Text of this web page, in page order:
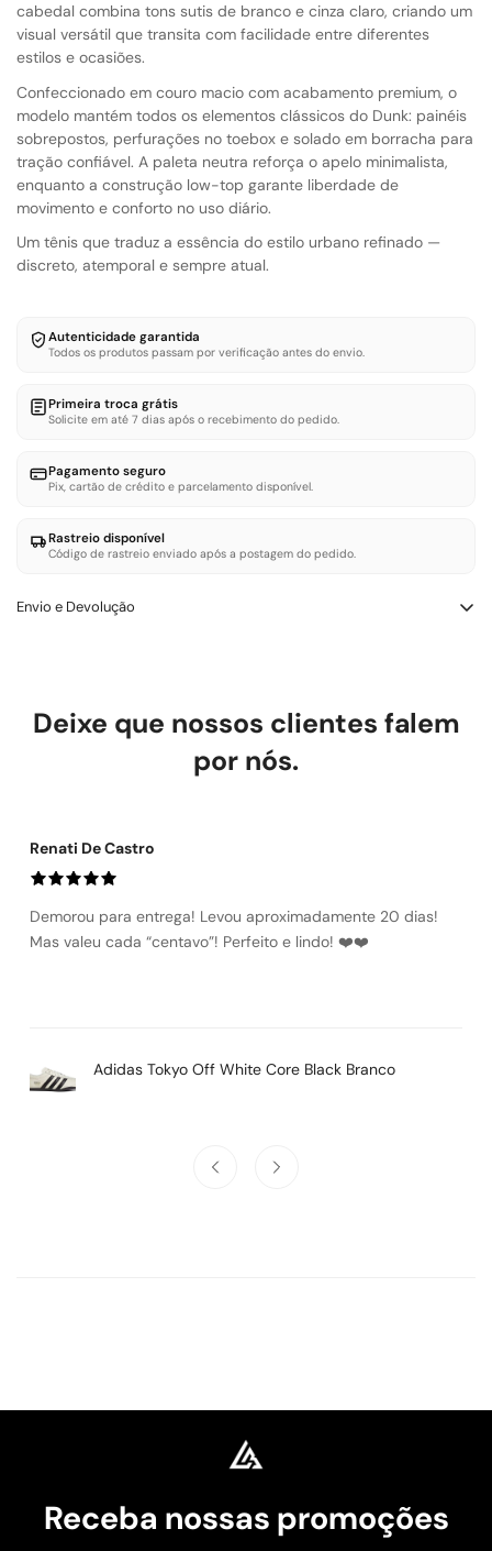
cabedal combina tons sutis de branco e cinza claro, criando um
visual versátil que transita com facilidade entre diferentes
estilos e ocasiões.
Confeccionado em couro macio com acabamento premium, o
modelo mantém todos os elementos clássicos do Dunk: painéis
sobrepostos, perfurações no toebox e solado em borracha para
tração confiável. A paleta neutra reforça o apelo minimalista,
enquanto a construção low-top garante liberdade de
movimento e conforto no uso diário.
Um tênis que traduz a essência do estilo urbano refinado —
discreto, atemporal e sempre atual.
Autenticidade garantida
Todos os produtos passam por verificação antes do envio.
Primeira troca grátis
Solicite em até 7 dias após o recebimento do pedido.
Pagamento seguro
Pix, cartão de crédito e parcelamento disponível.
Rastreio disponível
Código de rastreio enviado após a postagem do pedido.
Envio e Devolução
Defeito de fabricação: trocamos ou reembolsamos sem custo.
Troca por tamanho ou modelo: a primeira é gratuita. Devolução
por arrependimento: reembolso integral, incluindo frete.
Deixe que nossos clientes falem
por nós.
Renati De Castro
Demorou para entrega! Levou aproximadamente 20 dias!
Mas valeu cada “centavo”! Perfeito e lindo! ❤️❤️
Adidas Tokyo Off White Core Black Branco
Receba nossas promoções